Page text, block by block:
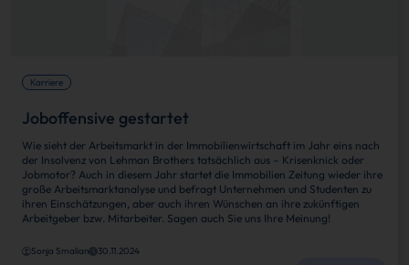
Karriere
Joboffensive gestartet
Wie sieht der Arbeitsmarkt in der Immobilienwirtschaft im Jahr eins nach
der Insolvenz von Lehman Brothers tatsächlich aus – Krisenknick oder
Jobmotor? Auch in diesem Jahr startet die Immobilien Zeitung wieder ihre
große Arbeitsmarktanalyse und befragt Unternehmen und Studenten zu
ihren Einschätzungen, aber auch ihren Wünschen an ihre zukünftigen
Arbeitgeber bzw. Mitarbeiter. Sagen auch Sie uns Ihre Meinung!
Sonja Smalian 30.11.2024